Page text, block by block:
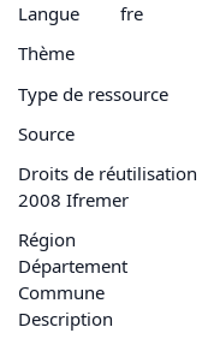
Langue
fre
Thème
Type de ressource
Source
Droits de réutilisation
2008 Ifremer
Région
Département
Commune
Description